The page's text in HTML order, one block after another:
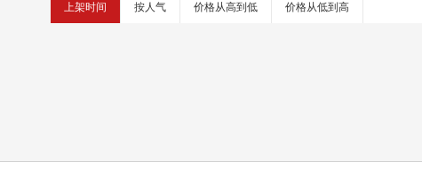
上架时间 按人气 价格从高到低 价格从低到高